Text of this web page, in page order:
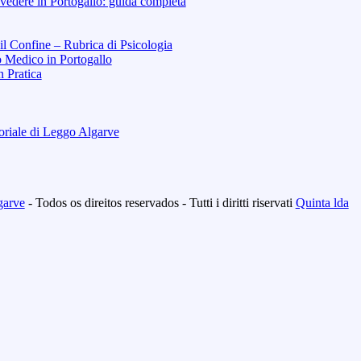
Confine – Rubrica di Psicologia
Medico in Portogallo
Pratica
di Leggo Algarve
- Todos os direitos reservados - Tutti i diritti riservati Quinta lda